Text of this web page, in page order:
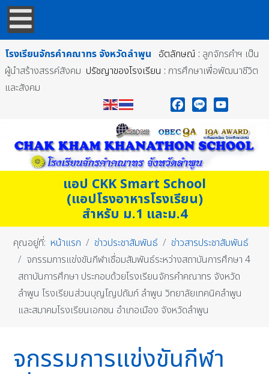
โรงเรียนจักรคำคณาทร จังหวัดลำพูน อัตลักษณ์ : ลูกจักรคำฯ เป็น
ผู้นำสร้างสรรค์สังคม ปรัชญาของโรงเรียน : การศึกษาเพื่อพัฒนาชีวิต
และสังคม
แอป CKK Smart School
(แอปโรงอาหารโรงเรียน)
สำหรับ ม.1 และม.4
คุณอยู่ที่: หน้าแรก ข่าวประชาสัมพันธ์
ข่าวสารประชาสัมพันธ์
จกรรมการแข่งขันกีฬาเชื่อมสัมพันธ์ระหว่างสถาบันการศึกษา 4
สถาบันการศึกษา ประกอบด้วยโรงเรียนจักรคำคณาทร จังหวัด
ลำพูน โรงเรียนส่วนบุญโญปถัมภ์ ลำพูน วิทยาลัยเทคนิคลำพูน
และสมาคมโรงเรียนเอกชน อำเภอเมือง จังหวัดลำพูน
จกรรมการแข่งขันกีฬา